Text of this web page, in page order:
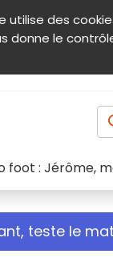
utilise des
donne le
et accessibilité
foot : Jérôme,
teste le